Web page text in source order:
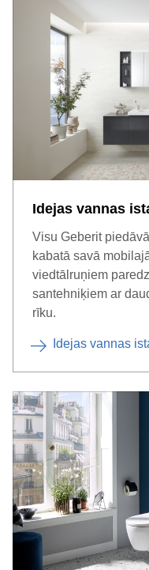
Idejas vannas
Visu Geberit
kabatā savā
viedtālruņiem
santehniķiem ar
rīku.
Idejas vannas